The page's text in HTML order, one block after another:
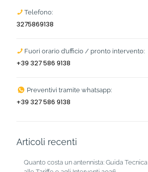
Telefono:
3275869138
Fuori orario d’ufficio / pronto intervento:
+39 327 586 9138
Preventivi tramite whatsapp:
+39 327 586 9138
Articoli recenti
Quanto costa un antennista: Guida Tecnica